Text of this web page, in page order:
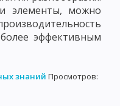
элементы, можно
эффективным
знаний Просмотров: